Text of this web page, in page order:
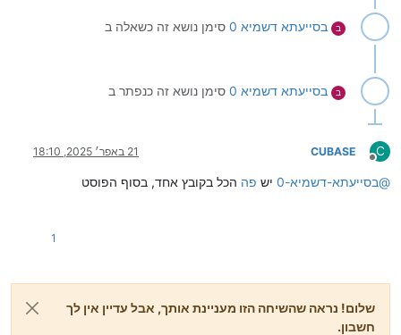
ב בסייעתא דשמיא 0 סימן נושא זה כשאלה ב
ב בסייעתא דשמיא 0 סימן נושא זה כנפתר ב
C
מנותק
CUBASE 21 באפר׳ 2025, 18:10
@בסייעתא-דשמיא-0 יש פה הכל בקובץ אחד, בסוף הפוסט
1
שלום! נראה שהשיחה הזו מעניינת אותך, אבל עדיין אין לך
חשבון.